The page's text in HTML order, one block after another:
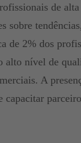
de
sobre
de 2% dos
alto nível de
A
capacitar